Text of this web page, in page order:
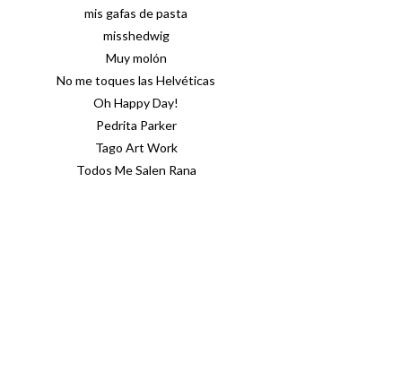
mis gafas de pasta
misshedwig
Muy molón
No me toques las Helvéticas
Oh Happy Day!
Pedrita Parker
Tago Art Work
Todos Me Salen Rana